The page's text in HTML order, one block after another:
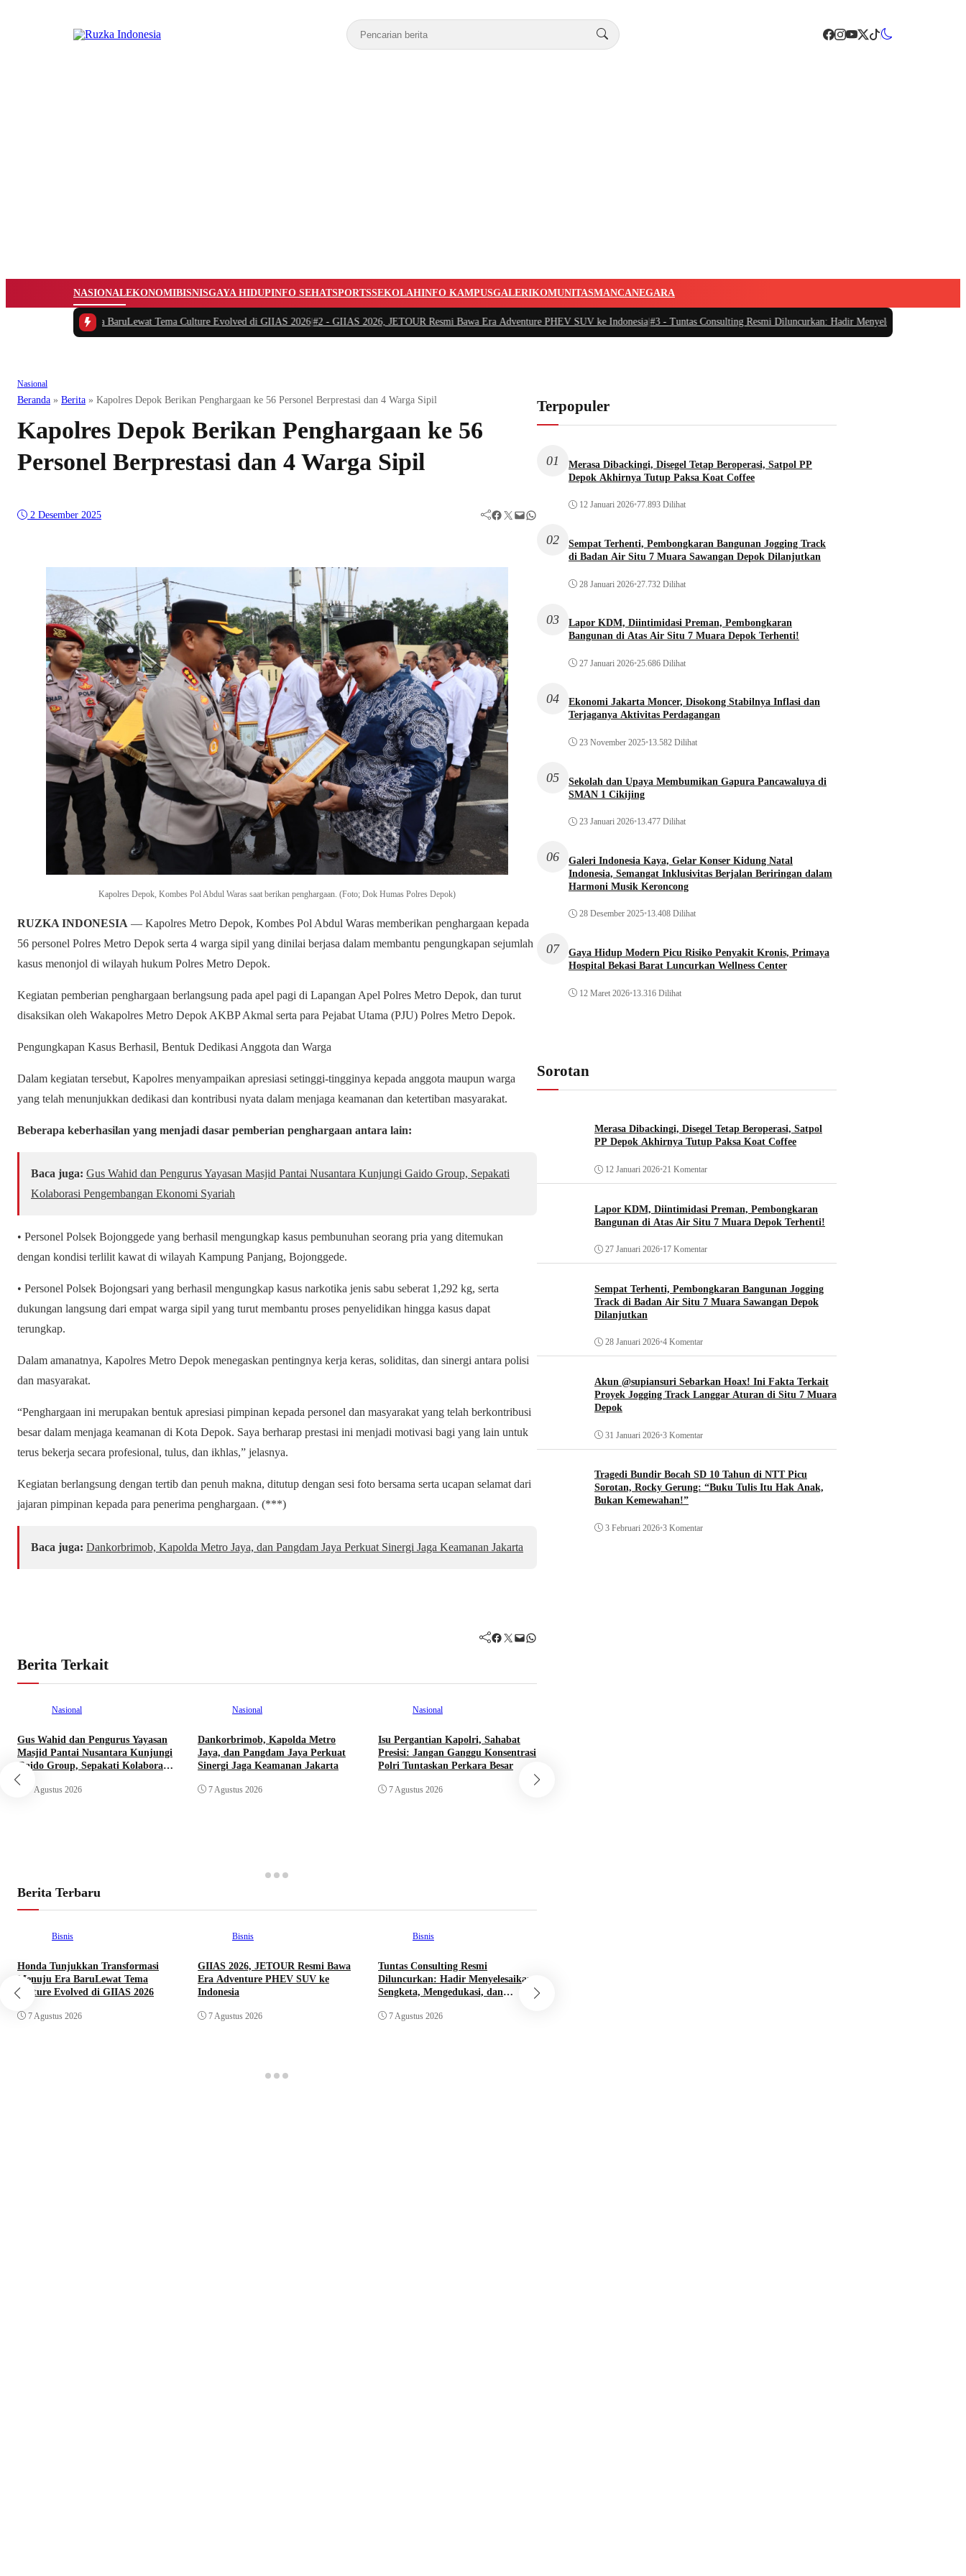
NASIONALEKONOMIBISNISGAYA HIDUPINFO SEHATSPORTSSEKOLAHINFO KAMPUSGALERIKOMUNITASMANCANEGARA
Menuju Era BaruLewat Tema Culture Evolved di GIIAS 2026| #2 -GIIAS 2026, JETOUR Resmi Bawa Era Adventure PHEV SUV ke Indonesia|#3 -Tuntas Consulting Resmi Diluncurkan: Hadir Menyelesaikan Sengketa,
Nasional
Beranda » Berita » Kapolres Depok Berikan Penghargaan ke 56 Personel Berprestasi dan 4 Warga Sipil
Kapolres Depok Berikan Penghargaan ke 56
Personel Berprestasi dan 4 Warga Sipil
2 Desember 2025 Facebook Twitter Mail WhatsApp
Kapolres Depok, Kombes Pol Abdul Waras saat berikan penghargaan. (Foto; Dok Humas Polres Depok)
RUZKA INDONESIA — Kapolres Metro Depok, Kombes Pol Abdul Waras memberikan penghargaan kepada
56 personel Polres Metro Depok serta 4 warga sipil yang dinilai berjasa dalam membantu pengungkapan sejumlah
kasus menonjol di wilayah hukum Polres Metro Depok.
Kegiatan pemberian penghargaan berlangsung pada apel pagi di Lapangan Apel Polres Metro Depok, dan turut
disaksikan oleh Wakapolres Metro Depok AKBP Akmal serta para Pejabat Utama (PJU) Polres Metro Depok.
Pengungkapan Kasus Berhasil, Bentuk Dedikasi Anggota dan Warga
Dalam kegiatan tersebut, Kapolres menyampaikan apresiasi setinggi-tingginya kepada anggota maupun warga
yang telah menunjukkan dedikasi dan kontribusi nyata dalam menjaga keamanan dan ketertiban masyarakat.
Beberapa keberhasilan yang menjadi dasar pemberian penghargaan antara lain:
Baca juga: Gus Wahid dan Pengurus Yayasan Masjid Pantai Nusantara Kunjungi Gaido Group, Sepakati
Kolaborasi Pengembangan Ekonomi Syariah
• Personel Polsek Bojonggede yang berhasil mengungkap kasus pembunuhan seorang pria yang ditemukan
dengan kondisi terlilit kawat di wilayah Kampung Panjang, Bojonggede.
• Personel Polsek Bojongsari yang berhasil mengungkap kasus narkotika jenis sabu seberat 1,292 kg, serta
dukungan langsung dari empat warga sipil yang turut membantu proses penyelidikan hingga kasus dapat
terungkap.
Dalam amanatnya, Kapolres Metro Depok menegaskan pentingnya kerja keras, soliditas, dan sinergi antara polisi
dan masyarakat.
“Penghargaan ini merupakan bentuk apresiasi pimpinan kepada personel dan masyarakat yang telah berkontribusi
besar dalam menjaga keamanan di Kota Depok. Saya berharap prestasi ini menjadi motivasi bagi yang lain untuk
terus bekerja secara profesional, tulus, dan ikhlas,” jelasnya.
Kegiatan berlangsung dengan tertib dan penuh makna, ditutup dengan sesi foto bersama serta ucapan selamat dari
jajaran pimpinan kepada para penerima penghargaan. (***)
Baca juga: Dankorbrimob, Kapolda Metro Jaya, dan Pangdam Jaya Perkuat Sinergi Jaga Keamanan Jakarta
Facebook Twitter Mail WhatsApp
Berita Terkait
Nasional
Gus Wahid dan Pengurus Yayasan
Masjid Pantai Nusantara Kunjungi
Gaido Group, Sepakati Kolaborasi
Pengembangan Ekonomi Syariah
7 Agustus 2026
Nasional
Dankorbrimob, Kapolda Metro
Jaya, dan Pangdam Jaya Perkuat
Sinergi Jaga Keamanan Jakarta
7 Agustus 2026
Nasional
Isu Pergantian Kapolri, Sahabat
Presisi: Jangan Ganggu Konsentrasi
Polri Tuntaskan Perkara Besar
7 Agustus 2026
Berita Terbaru
Bisnis
Honda Tunjukkan Transformasi
Menuju Era BaruLewat Tema
Culture Evolved di GIIAS 2026
7 Agustus 2026
Bisnis
GIIAS 2026, JETOUR Resmi Bawa
Era Adventure PHEV SUV ke
Indonesia
7 Agustus 2026
Bisnis
Tuntas Consulting Resmi
Diluncurkan: Hadir Menyelesaikan
Sengketa, Mengedukasi, dan
7 Agustus 2026
Terpopuler
01
Merasa Dibackingi, Disegel Tetap Beroperasi, Satpol PP
Depok Akhirnya Tutup Paksa Koat Coffee
12 Januari 2026•77.893 Dilihat
02
Sempat Terhenti, Pembongkaran Bangunan Jogging Track
di Badan Air Situ 7 Muara Sawangan Depok Dilanjutkan
28 Januari 2026•27.732 Dilihat
03
Lapor KDM, Diintimidasi Preman, Pembongkaran
Bangunan di Atas Air Situ 7 Muara Depok Terhenti!
27 Januari 2026•25.686 Dilihat
04
Ekonomi Jakarta Moncer, Disokong Stabilnya Inflasi dan
Terjaganya Aktivitas Perdagangan
23 November 2025•13.582 Dilihat
05
Sekolah dan Upaya Membumikan Gapura Pancawaluya di
SMAN 1 Cikijing
23 Januari 2026•13.477 Dilihat
06
Galeri Indonesia Kaya, Gelar Konser Kidung Natal
Indonesia, Semangat Inklusivitas Berjalan Beriringan dalam
Harmoni Musik Keroncong
28 Desember 2025•13.408 Dilihat
07
Gaya Hidup Modern Picu Risiko Penyakit Kronis, Primaya
Hospital Bekasi Barat Luncurkan Wellness Center
12 Maret 2026•13.316 Dilihat
Sorotan
Merasa Dibackingi, Disegel Tetap Beroperasi, Satpol
PP Depok Akhirnya Tutup Paksa Koat Coffee
12 Januari 2026•21 Komentar
Lapor KDM, Diintimidasi Preman, Pembongkaran
Bangunan di Atas Air Situ 7 Muara Depok Terhenti!
27 Januari 2026•17 Komentar
Sempat Terhenti, Pembongkaran Bangunan Jogging
Track di Badan Air Situ 7 Muara Sawangan Depok
Dilanjutkan
28 Januari 2026•4 Komentar
Akun @supiansuri Sebarkan Hoax! Ini Fakta Terkait
Proyek Jogging Track Langgar Aturan di Situ 7 Muara
Depok
31 Januari 2026•3 Komentar
Tragedi Bundir Bocah SD 10 Tahun di NTT Picu
Sorotan, Rocky Gerung: “Buku Tulis Itu Hak Anak,
Bukan Kemewahan!”
3 Februari 2026•3 Komentar